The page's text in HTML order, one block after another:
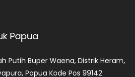
Papua
Putih Buper Waena, Distrik Heram,
Papua Kode Pos 99142